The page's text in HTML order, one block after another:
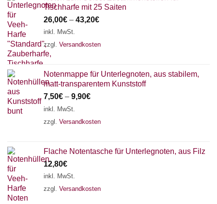
Tischharfe mit 25 Saiten
26,00€ – 43,20€
inkl. MwSt.
zzgl. Versandkosten
Notenmappe für Unterlegnoten, aus stabilem,
matt-transparentem Kunststoff
7,50€ – 9,90€
inkl. MwSt.
zzgl. Versandkosten
Flache Notentasche für Unterlegnoten, aus Filz
12,80€
inkl. MwSt.
zzgl. Versandkosten